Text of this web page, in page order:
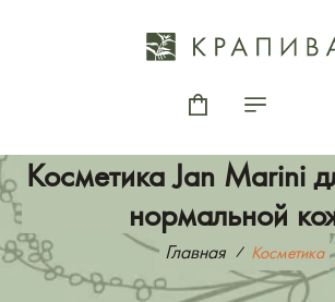
Косметика Jan Marini
нормальной
Главная Косметика